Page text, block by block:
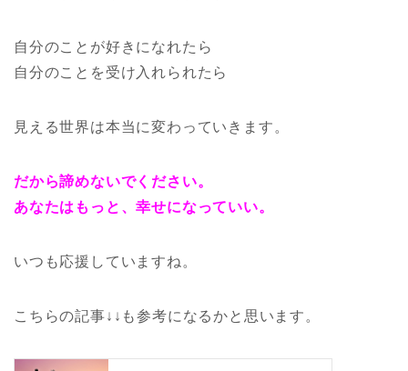
自分のことが好きになれたら
自分のことを受け入れられたら
見える世界は本当に変わっていきます。
だから諦めないでください。
あなたはもっと、幸せになっていい。
いつも応援していますね。
こちらの記事↓↓も参考になるかと思います。